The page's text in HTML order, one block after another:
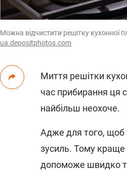
Можна відчистити решітку кухонної
ua.depositphotos.com
Миття решітки
час прибирання ця
найбільш неохоче.
Адже для того, щоб
зусиль. Тому краще
допоможе швидко